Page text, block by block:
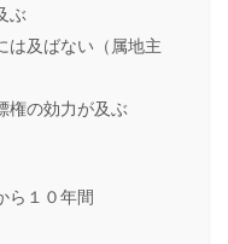
ぶ
は及ばない（属地主
権の効力が及ぶ
ら１０年間